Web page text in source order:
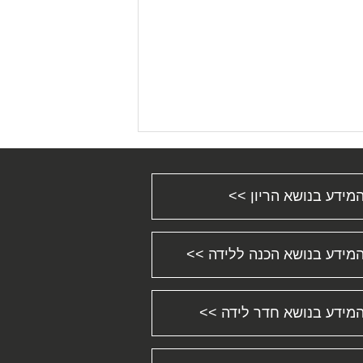
בנושא הריון >>
בנושא הכנה ללידה >>
בנושא חדר לידה >>